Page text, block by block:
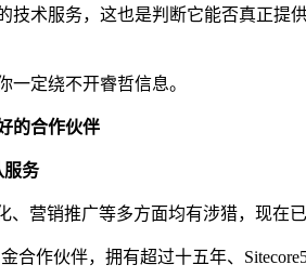
术服务，这也是判断它能否真正
定绕不开睿哲信息。
的合作伙伴
务
营销推广等多方面均有涉猎，现在
合作伙伴，拥有超过十五年、